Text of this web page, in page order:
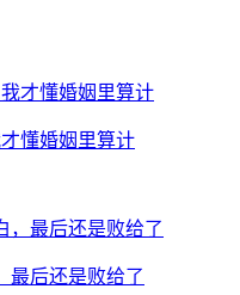
懂婚姻里算计
最后还是败给了